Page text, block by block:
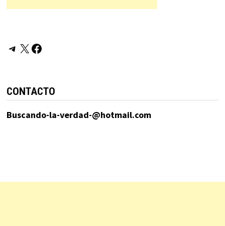
Telegram
X Facebook
CONTACTO
Buscando-la-verdad-@hotmail.com